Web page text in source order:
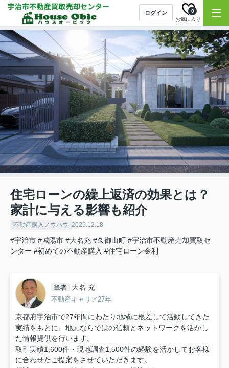
ログイン
お気に入り
0
住宅ローンの繰上返済の効果とは？
家計に与える影響も紹介
不動産購入ノウハウ 2025.12.18
#宇治市 #城陽市 #大名充 #久御山町 #宇治市不動産売却買取セ
ンター #初めての不動産購入 #住宅ローン金利
筆者 大名 充
不動産キャリア27年
京都府宇治市で27年間にわたり地域に根差して活動してきた
実績をもとに、地元ならではの信頼とネットワークを活かし
た情報提供を行います。
取引実績1,600件・現地調査1,500件の経験を活かしてお客様
に合わせたご提案をさせていただきます。